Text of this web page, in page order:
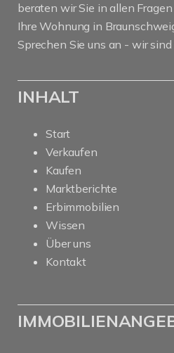
beraten wir Sie in allen
Ihre Wohnung in
Sprechen Sie uns an - wir sind
INHALT
Start
Verkaufen
Kaufen
Marktberichte
Erbimmobilien
Wissen
Über uns
Kontakt